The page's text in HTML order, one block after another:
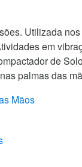
Utilizada
em
de
palmas das
Mãos